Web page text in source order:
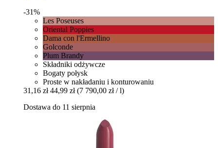
-31%
Les Poseuses
Oriental Poppies
Dama con l'Ermellino
Golconde
Plum Brandy
Składniki odżywcze
Bogaty połysk
Proste w nakładaniu i konturowaniu
31,16 zł 44,99 zł (7 790,00 zł / l)
Dostawa do 11 sierpnia